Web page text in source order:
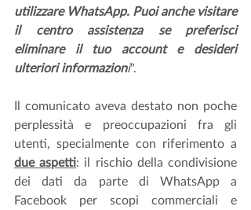
utilizzare WhatsApp. Puoi anche visitare
il centro assistenza se preferisci
eliminare il tuo account e desideri
ulteriori informazioni".
Il comunicato aveva destato non poche
perplessità e preoccupazioni fra gli
due aspetti: il rischio della condivisione
dei dati da parte di WhatsApp a
Facebook per scopi commerciali e